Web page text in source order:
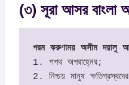
(৩) সূরা আসর বাংলা
পরম করুণাময় অসীম দয়ালু
1. শপথ অপরাহ্নের;
2. নিশ্চয় মানুষ